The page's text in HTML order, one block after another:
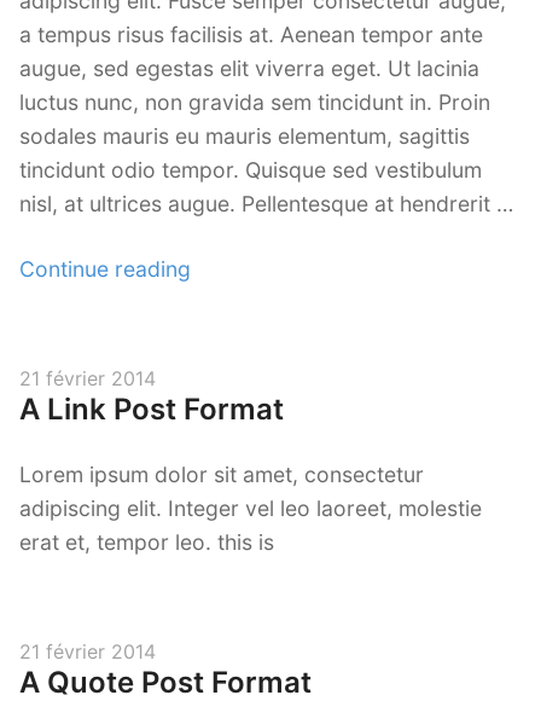
Le Look Noir et Blanc
Blaise Retouche Portrait
Animaphoto
a tempus risus facilisis at. Aenean tempor ante
augue, sed egestas elit viverra eget. Ut lacinia
luctus nunc, non gravida sem tincidunt in. Proin
sodales mauris eu mauris elementum, sagittis
tincidunt odio tempor. Quisque sed vestibulum
nisl, at ultrices augue. Pellentesque at hendrerit …
Continue reading
Featured
Posted
on
21 février 2014
A Link Post Format
Lorem ipsum dolor sit amet, consectetur
adipiscing elit. Integer vel leo laoreet, molestie
erat et, tempor leo. this is
Posted
on
21 février 2014
A Quote Post Format